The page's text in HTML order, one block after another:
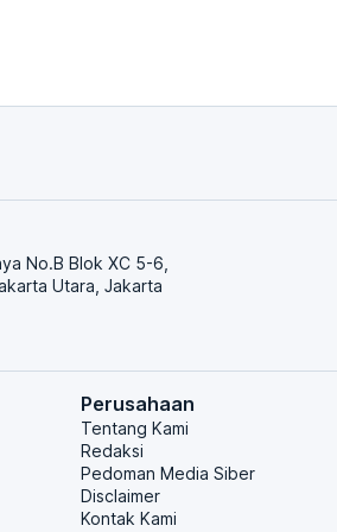
No.B Blok XC 5-6,
Utara, Jakarta
Perusahaan
Tentang Kami
Redaksi
Pedoman Media Siber
Disclaimer
Kontak Kami